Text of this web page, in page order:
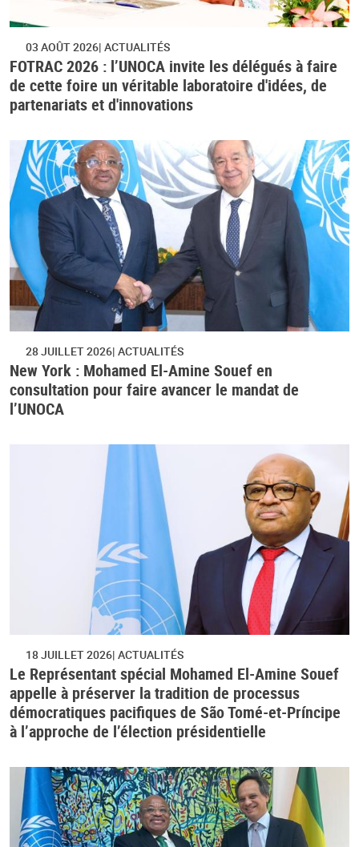
03 AOÛT 2026 ACTUALITÉS
FOTRAC 2026 : l’UNOCA invite les délégués à faire
de cette foire un véritable laboratoire d'idées, de
partenariats et d'innovations
28 JUILLET 2026 ACTUALITÉS
New York : Mohamed El-Amine Souef en
consultation pour faire avancer le mandat de
l’UNOCA
18 JUILLET 2026 ACTUALITÉS
Le Représentant spécial Mohamed El-Amine Souef
appelle à préserver la tradition de processus
démocratiques pacifiques de São Tomé-et-Príncipe
à l’approche de l’élection présidentielle